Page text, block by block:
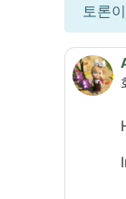
토론